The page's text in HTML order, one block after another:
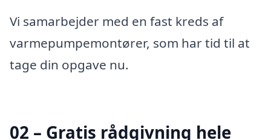
Vi samarbejder med en fast kreds af
varmepumpemontører, som har tid til at
tage din opgave nu.
02 – Gratis rådgivning hele